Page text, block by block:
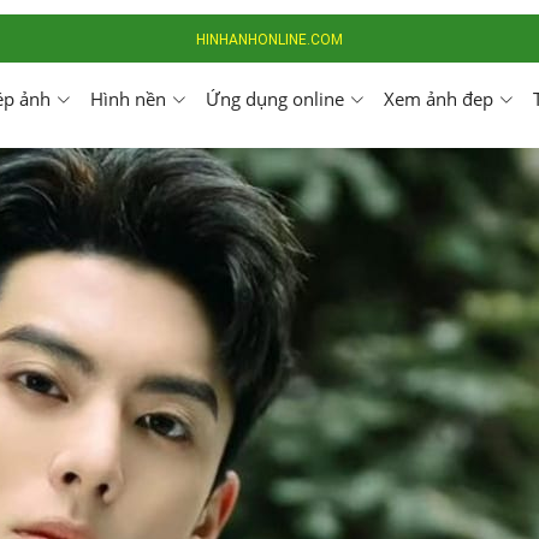
HINHANHONLINE.COM
ảnh Hình nền Ứng dụng online Xem ảnh đep